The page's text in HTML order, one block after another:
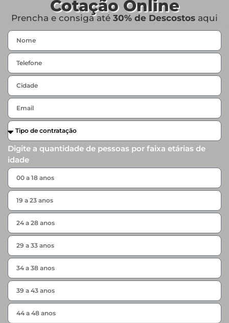
Cotação Online
Prencha e consiga até 30% de Descostos aqui
Digite a quantidade de pessoas por faixa etárias de
idade